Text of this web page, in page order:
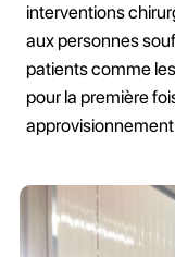
interventions
aux personnes
patients comme
pour la première